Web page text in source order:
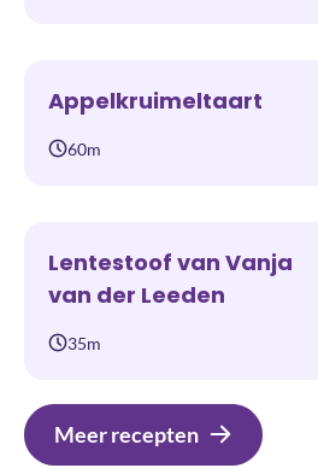
Appelkruimeltaart
60m
Lentestoof van Vanja
van der Leeden
35m
Meer recepten